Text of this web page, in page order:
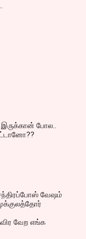
போல..
சந்திரப்போஸ் வேஷம்
வேற எங்க